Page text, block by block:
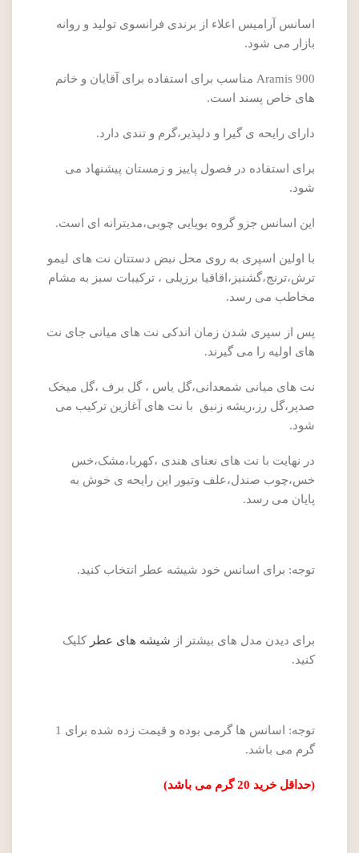
اسانس آرامیس اعلاء از برندی فرانسوی تولید و روانه
بازار می شود.
Aramis 900 مناسب برای استفاده برای آقایان و خانم
های خاص پسند است.
دارای رایحه ی گیرا و دلپذیر،گرم و تندی دارد.
برای استفاده در فصول پاییز و زمستان پیشنهاد می
شود.
این اسانس جزو گروه بویایی چوبی،مدیترانه ای است.
با اولین اسپری به روی محل نبض دستتان نت های لیمو
ترش،ترنج،گشنیز،اقاقیا برزیلی ، ترکیبات سبز به مشام
مخاطب می رسد.
پس از سپری شدن زمان اندکی نت های میانی جای نت
های اولیه را می گیرند.
نت های میانی شمعدانی،گل یاس ، گل برف ،گل میخک
صدپر،گل رز،ریشه زنبق با نت های آغازین ترکیب می
شود.
در نهایت با نت های نعنای هندی ،کهربا،مشک،خس
خس،چوب صندل،علف وتیور این رایحه ی خوش به
پایان می رسد.
توجه: برای اسانس خود شیشه عطر انتخاب کنید.
برای دیدن مدل های بیشتر از شیشه های عطر کلیک
کنید.
توجه: اسانس ها گرمی بوده و قیمت زده شده برای 1
گرم می باشد.
(حداقل خرید 20 گرم می باشد)